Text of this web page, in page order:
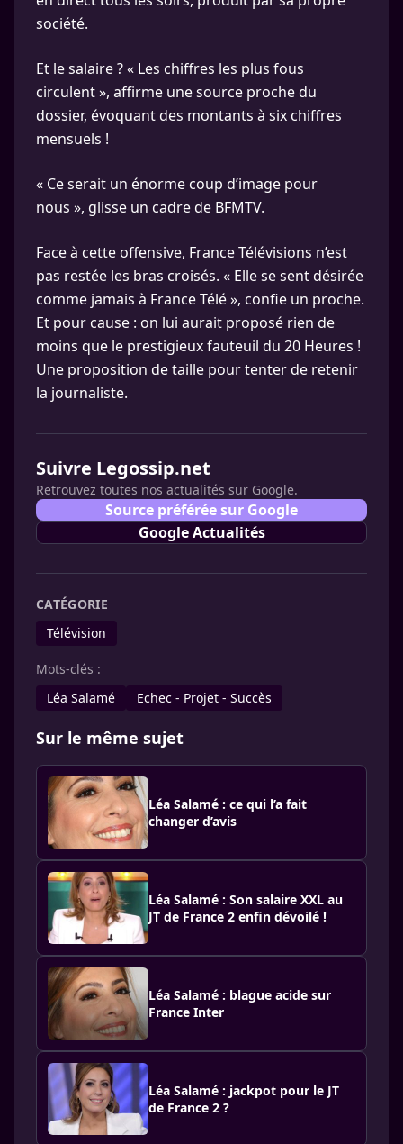
société.
Et le salaire ? « Les chiffres les plus fous
circulent », affirme une source proche du
dossier, évoquant des montants à six chiffres
mensuels !
« Ce serait un énorme coup d’image pour
nous », glisse un cadre de BFMTV.
Face à cette offensive, France Télévisions n’est
pas restée les bras croisés. « Elle se sent désirée
comme jamais à France Télé », confie un proche.
Et pour cause : on lui aurait proposé rien de
moins que le prestigieux fauteuil du 20 Heures !
Une proposition de taille pour tenter de retenir
la journaliste.
Suivre Legossip.net
Retrouvez toutes nos actualités sur Google.
Source préférée sur Google
Google Actualités
CATÉGORIE
Télévision
Mots-clés :
Léa Salamé
Echec - Projet - Succès
Sur le même sujet
Léa Salamé : ce qui l’a fait
changer d’avis
Léa Salamé : Son salaire XXL au
JT de France 2 enfin dévoilé !
Léa Salamé : blague acide sur
France Inter
Léa Salamé : jackpot pour le JT
de France 2 ?